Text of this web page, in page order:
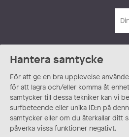
Hantera samtycke
För att ge en bra upplevelse
för att lagra och/eller komma åt
samtycker till dessa tekniker kan vi
surfbeteende eller unika ID:n på
samtycker eller om du återkallar ditt
påverka vissa funktioner negativt.